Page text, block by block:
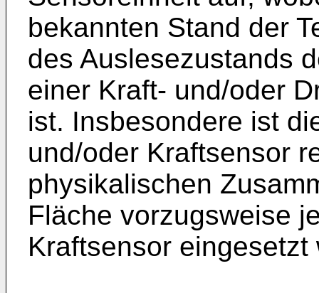
bekannten Stand der
des Auslesezustands
einer Kraft- und/oder
ist. Insbesondere ist
und/oder Kraftsensor
physikalischen
Fläche vorzugsweise
Kraftsensor eingesetzt